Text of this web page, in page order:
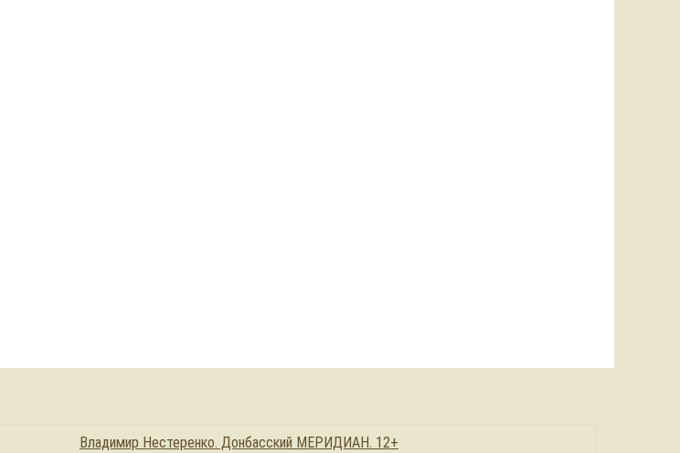
Владимир Нестеренко. Донбасский МЕРИДИАН. 12+